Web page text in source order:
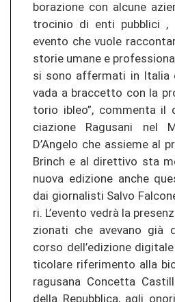
bo­ra­zio­ne con al­cu­ne
tro­ci­nio di enti pu­bbli­ci ,
even­to che vuole
sto­rie umane e
si sono af­fer­ma­ti in Ita­lia
vada a brac­cet­to con la
to­rio ibleo”, com­men­ta il
cia­zio­ne Ra­gu­s­a­ni nel
D’An­ge­lo che as­sie­me al
Brinch e al di­ret­ti­vo sta
nuova edi­zio­ne anche
dai gior­na­lis­ti Salvo
ri. L’even­to vedrà la
zio­na­ti che ave­va­no già
corso dell’edi­zio­ne
ti­co­la­re ri­fe­rimen­to alla
ra­gu­s­a­na Con­cet­ta
della Re­pu­bbli­ca, agli